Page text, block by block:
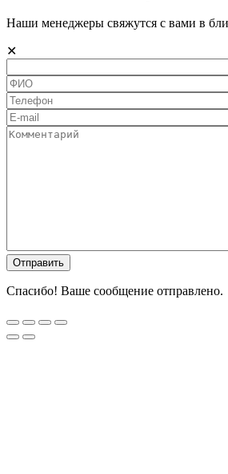
Наши менеджеры свяжутся с вами в
✕
Спасибо! Ваше сообщение отправлено.